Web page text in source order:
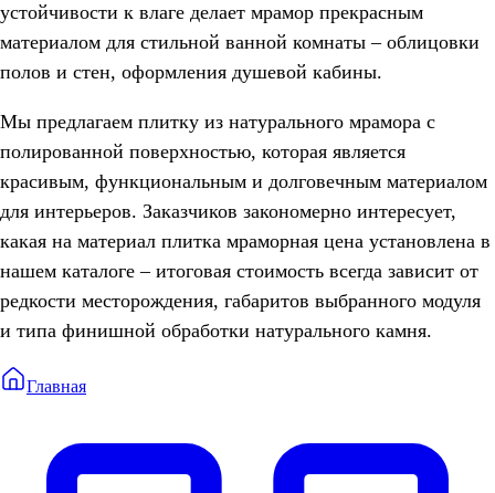
устойчивости к влаге делает мрамор прекрасным
материалом для стильной ванной комнаты – облицовки
полов и стен, оформления душевой кабины.
Мы предлагаем плитку из натурального мрамора с
полированной поверхностью, которая является
красивым, функциональным и долговечным материалом
для интерьеров. Заказчиков закономерно интересует,
какая на материал плитка мраморная цена установлена в
нашем каталоге – итоговая стоимость всегда зависит от
редкости месторождения, габаритов выбранного модуля
и типа финишной обработки натурального камня.
Главная